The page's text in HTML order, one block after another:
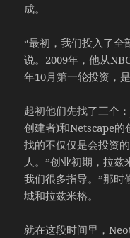
成。
“最初，我们投入了全
说。2009年，他从
年10月第一轮投资，
起初他们先找了三个
创建者)和Netscape
找的不仅仅是会投资
人。”创业初期，拉
我们很多指导。”那
城和拉兹米格。
就在这段时间里，